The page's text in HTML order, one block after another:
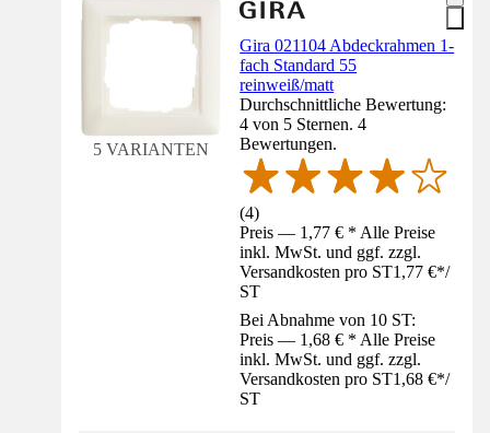
5 VARIANTEN
Gira 021104 Abdeckrahmen 1-
fach Standard 55
reinweiß/matt
Durchschnittliche Bewertung:
4 von 5 Sternen. 4
Bewertungen.
(4)
Preis — 1,77 € * Alle Preise
inkl. MwSt. und ggf. zzgl.
Versandkosten pro ST1,77 €*/
ST
Bei Abnahme von 10 ST:
Preis — 1,68 € * Alle Preise
inkl. MwSt. und ggf. zzgl.
Versandkosten pro ST1,68 €*/
ST